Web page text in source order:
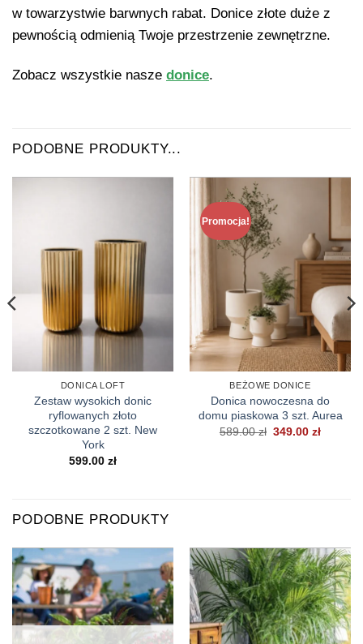
w towarzystwie barwnych rabat. Donice złote duże z
pewnością odmienią Twoje przestrzenie zewnętrzne.
Zobacz wszystkie nasze donice.
PODOBNE PRODUKTY...
DONICA LOFT
Zestaw wysokich donic
ryflowanych złoto
szczotkowane 2 szt. New
York
599.00 zł
Promocja!
BEŻOWE DONICE
Donica nowoczesna do
domu piaskowa 3 szt. Aurea
589.00zł Pierwotna
349.00zł
PODOBNE PRODUKTY